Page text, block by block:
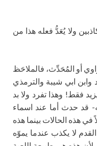
ولا يُعَدُّ فعله هذا من
أو المُحَدِّث، فالملاحَظ
ابي شيبة والترمذي
فقط! وهذا تفرد ولا بد
قد حدث أما عند اسماء
في هذه الحالات بينما هذه
لا يكذب عندما يموّه